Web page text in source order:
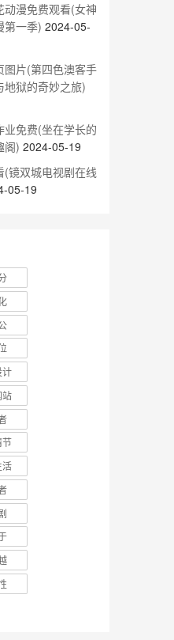
漫免费观看(女神
第一季) 2024-05-
图片(第四色澳客手
地狱的奇妙之旅)
免费(坐在学长的
阁) 2024-05-19
镜双城电视剧在线
05-19
计
站
节
活